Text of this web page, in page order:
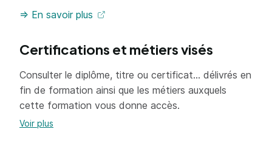
sécurité en vigueur ; sa pratique
professionnelle est respectueuse de
l'environnement ;
contribue au bon fonctionnement de
l'entreprise.
=> En savoir plus
Certifications et métiers visés
Consulter le diplôme, titre ou certificat... délivrés en
fin de formation ainsi que les métiers auxquels
cette formation vous donne accès.
Voir plus